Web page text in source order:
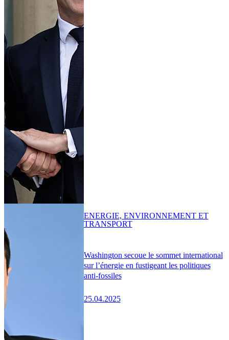
Washington secoue le sommet international
sur l’énergie en fustigeant les politiques
anti-fossiles
25.04.2025
ENERGIE, ENVIRONNEMENT ET
TRANSPORT